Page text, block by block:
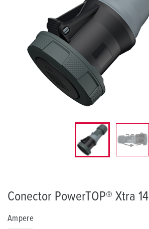
Conector PowerTOP® Xtra
Ampere